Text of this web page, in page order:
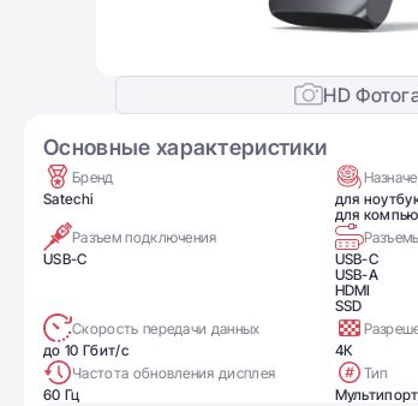
HD
Основные характеристики
Бренд
Satechi
для
для
Разъем подключения
USB-C
USB-С
USB-A
HDMI
SSD
Скорость передачи данных
до 10 Гбит/с
4К
Частота обновления дисплея
60 Гц
Тип